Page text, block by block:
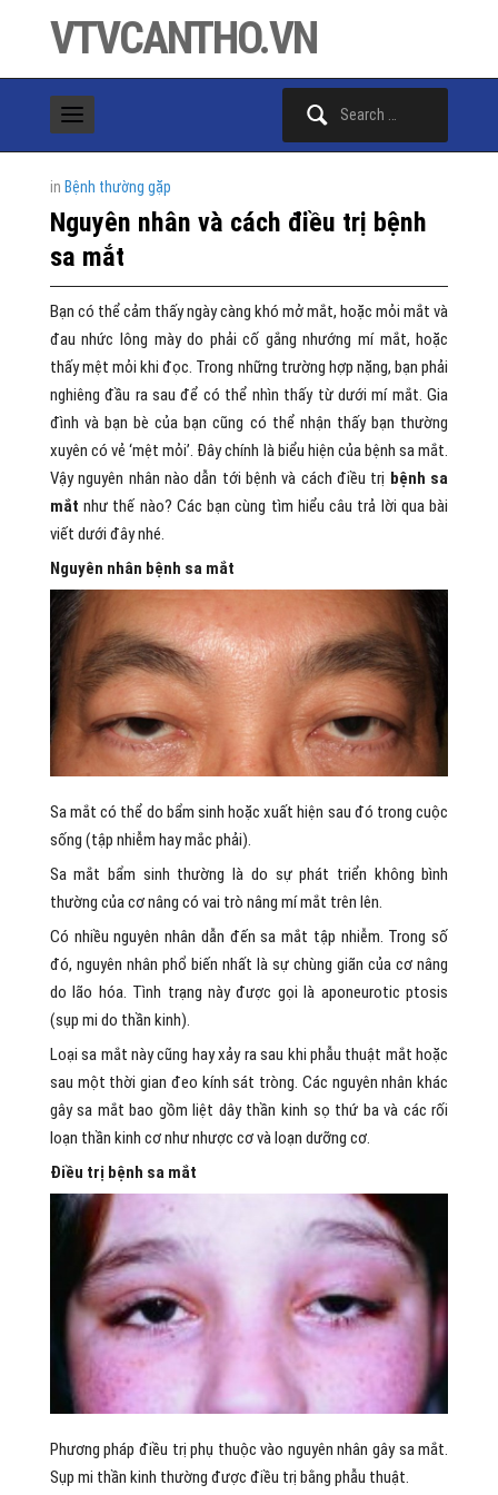
VTVCANTHO.VN
in Bệnh thường gặp
Nguyên nhân và cách điều trị bệnh
sa mắt
Bạn có thể cảm thấy ngày càng khó mở mắt, hoặc mỏi mắt và
đau nhức lông mày do phải cố gắng nhướng mí mắt, hoặc
thấy mệt mỏi khi đọc. Trong những trường hợp nặng, bạn phải
nghiêng đầu ra sau để có thể nhìn thấy từ dưới mí mắt. Gia
đình và bạn bè của bạn cũng có thể nhận thấy bạn thường
xuyên có vẻ ‘mệt mỏi’. Đây chính là biểu hiện của bệnh sa mắt.
Vậy nguyên nhân nào dẫn tới bệnh và cách điều trị bệnh sa
mắt như thế nào? Các bạn cùng tìm hiểu câu trả lời qua bài
viết dưới đây nhé.
Nguyên nhân bệnh sa mắt
Sa mắt có thể do bẩm sinh hoặc xuất hiện sau đó trong cuộc
sống (tập nhiễm hay mắc phải).
Sa mắt bẩm sinh thường là do sự phát triển không bình
thường của cơ nâng có vai trò nâng mí mắt trên lên.
Có nhiều nguyên nhân dẫn đến sa mắt tập nhiễm. Trong số
đó, nguyên nhân phổ biến nhất là sự chùng giãn của cơ nâng
do lão hóa. Tình trạng này được gọi là aponeurotic ptosis
(sụp mi do thần kinh).
Loại sa mắt này cũng hay xảy ra sau khi phẫu thuật mắt hoặc
sau một thời gian đeo kính sát tròng. Các nguyên nhân khác
gây sa mắt bao gồm liệt dây thần kinh sọ thứ ba và các rối
loạn thần kinh cơ như nhược cơ và loạn dưỡng cơ.
Điều trị bệnh sa mắt
Phương pháp điều trị phụ thuộc vào nguyên nhân gây sa mắt.
Sụp mi thần kinh thường được điều trị bằng phẫu thuật.